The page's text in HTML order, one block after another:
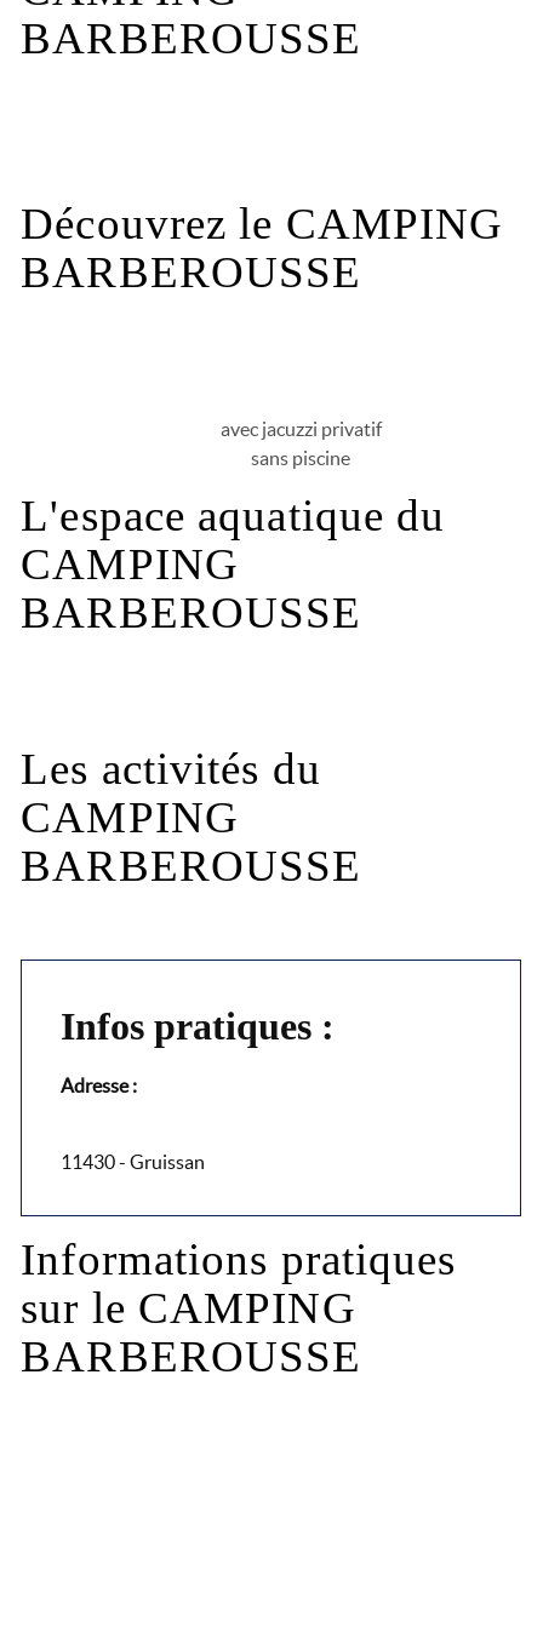
Les infos pratiques
BARBEROUSSE
Découvrez le CAMPING
BARBEROUSSE
avec jacuzzi privatif
sans piscine
L'espace aquatique du
CAMPING
BARBEROUSSE
Les activités du
CAMPING
BARBEROUSSE
Infos pratiques :
Adresse :
11430 - Gruissan
Informations pratiques
sur le CAMPING
BARBEROUSSE